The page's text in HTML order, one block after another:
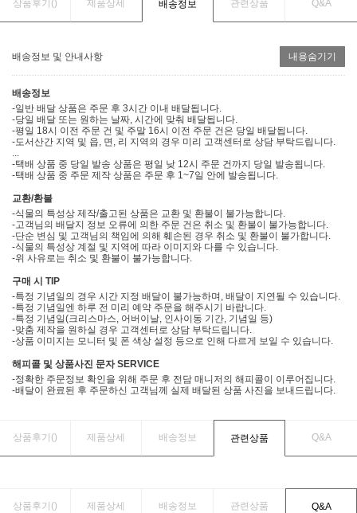
상품후기() 제품상세 배송정보 관련상품 Q&A
배송정보 및 안내사항 내용숨기기
배송정보
-일반 배달 상품은 주문 후 3시간 이내 배달됩니다.
-당일 배달 또는 원하는 날짜, 시간에 맞춰 배달됩니다.
-평일 18시 이전 주문 건 및 주말 16시 이전 주문 건은 당일 배달됩니다.
-도서산간 지역 및 읍, 면, 리 지역의 경우 미리 고객센터로 상담 부탁드립니다.
-택배 상품 중 당일 발송 상품은 평일 낮 12시 주문 건까지 당일 발송됩니다.
-택배 상품 중 주문 제작 상품은 주문 후 1~7일 안에 발송됩니다.
교환/환불
-식물의 특성상 제작/출고된 상품은 교환 및 환불이 불가능합니다.
-고객님의 배달지 정보 오류에 의한 주문 건은 취소 및 환불이 불가능합니다.
-단순 변심 및 고객님의 책임에 의해 훼손된 경우 취소 및 환불이 불가합니다.
-식물의 특성상 계절 및 지역에 따라 이미지와 다를 수 있습니다.
-위 사유로는 취소 및 환불이 불가능합니다.
구매 시 TIP
-특정 기념일의 경우 시간 지정 배달이 불가능하며, 배달이 지연될 수 있습니다.
-특정 기념일엔 하루 전 미리 예약 주문을 해주시기 바랍니다.
-특정 기념일(크리스마스, 어버이날, 인사이동 기간, 기념일 등)
-맞춤 제작을 원하실 경우 고객센터로 상담 부탁드립니다.
-상품 이미지는 모니터 및 폰 색상 설정 등으로 인해 다르게 보일 수 있습니다.
해피콜 및 상품사진 문자 SERVICE
-정확한 주문정보 확인을 위해 주문 후 전담 매니저의 해피콜이 이루어집니다.
-배달이 완료된 후 주문하신 고객님께 실제 배달된 상품 사진을 보내드립니다.
상품후기() 제품상세 배송정보 관련상품 Q&A
상품후기() 제품상세 배송정보 관련상품 Q&A